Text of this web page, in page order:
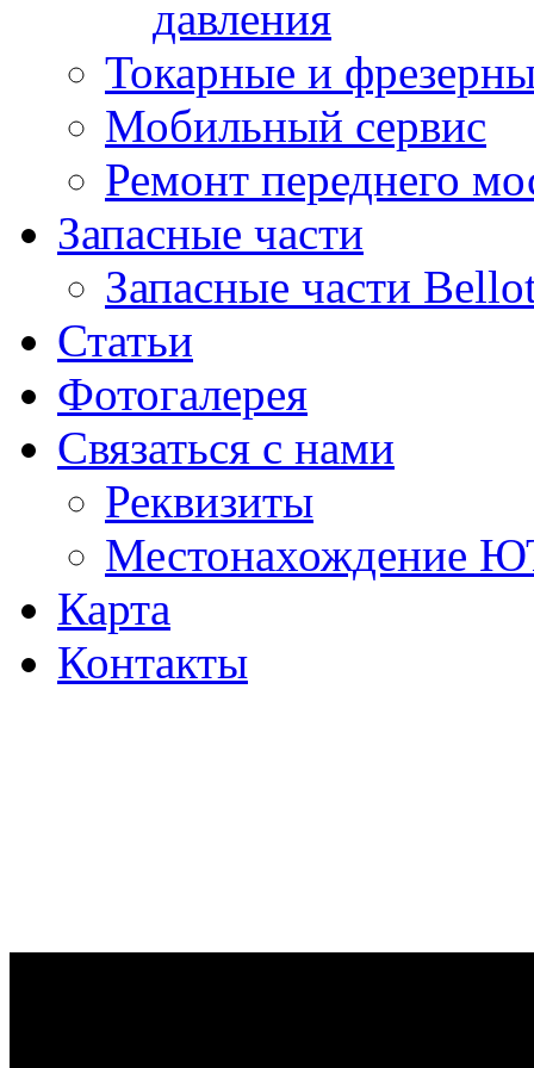
давления
Токарные и
Мобильный сервис
Ремонт переднего
Запасные части
Запасные части
Статьи
Фотогалерея
Связаться с нами
Реквизиты
Местонахождение
Карта
Контакты